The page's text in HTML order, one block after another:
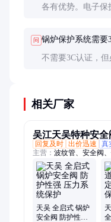
各有优势。电子
问 锅炉保护系统需要
不需要3C认证，
相关厂家
吴江天吴特种安全
回复及时 出价迅速 真
主营： 波纹管、安全阀
天吴 全启式 锅炉
安全阀 防护性强